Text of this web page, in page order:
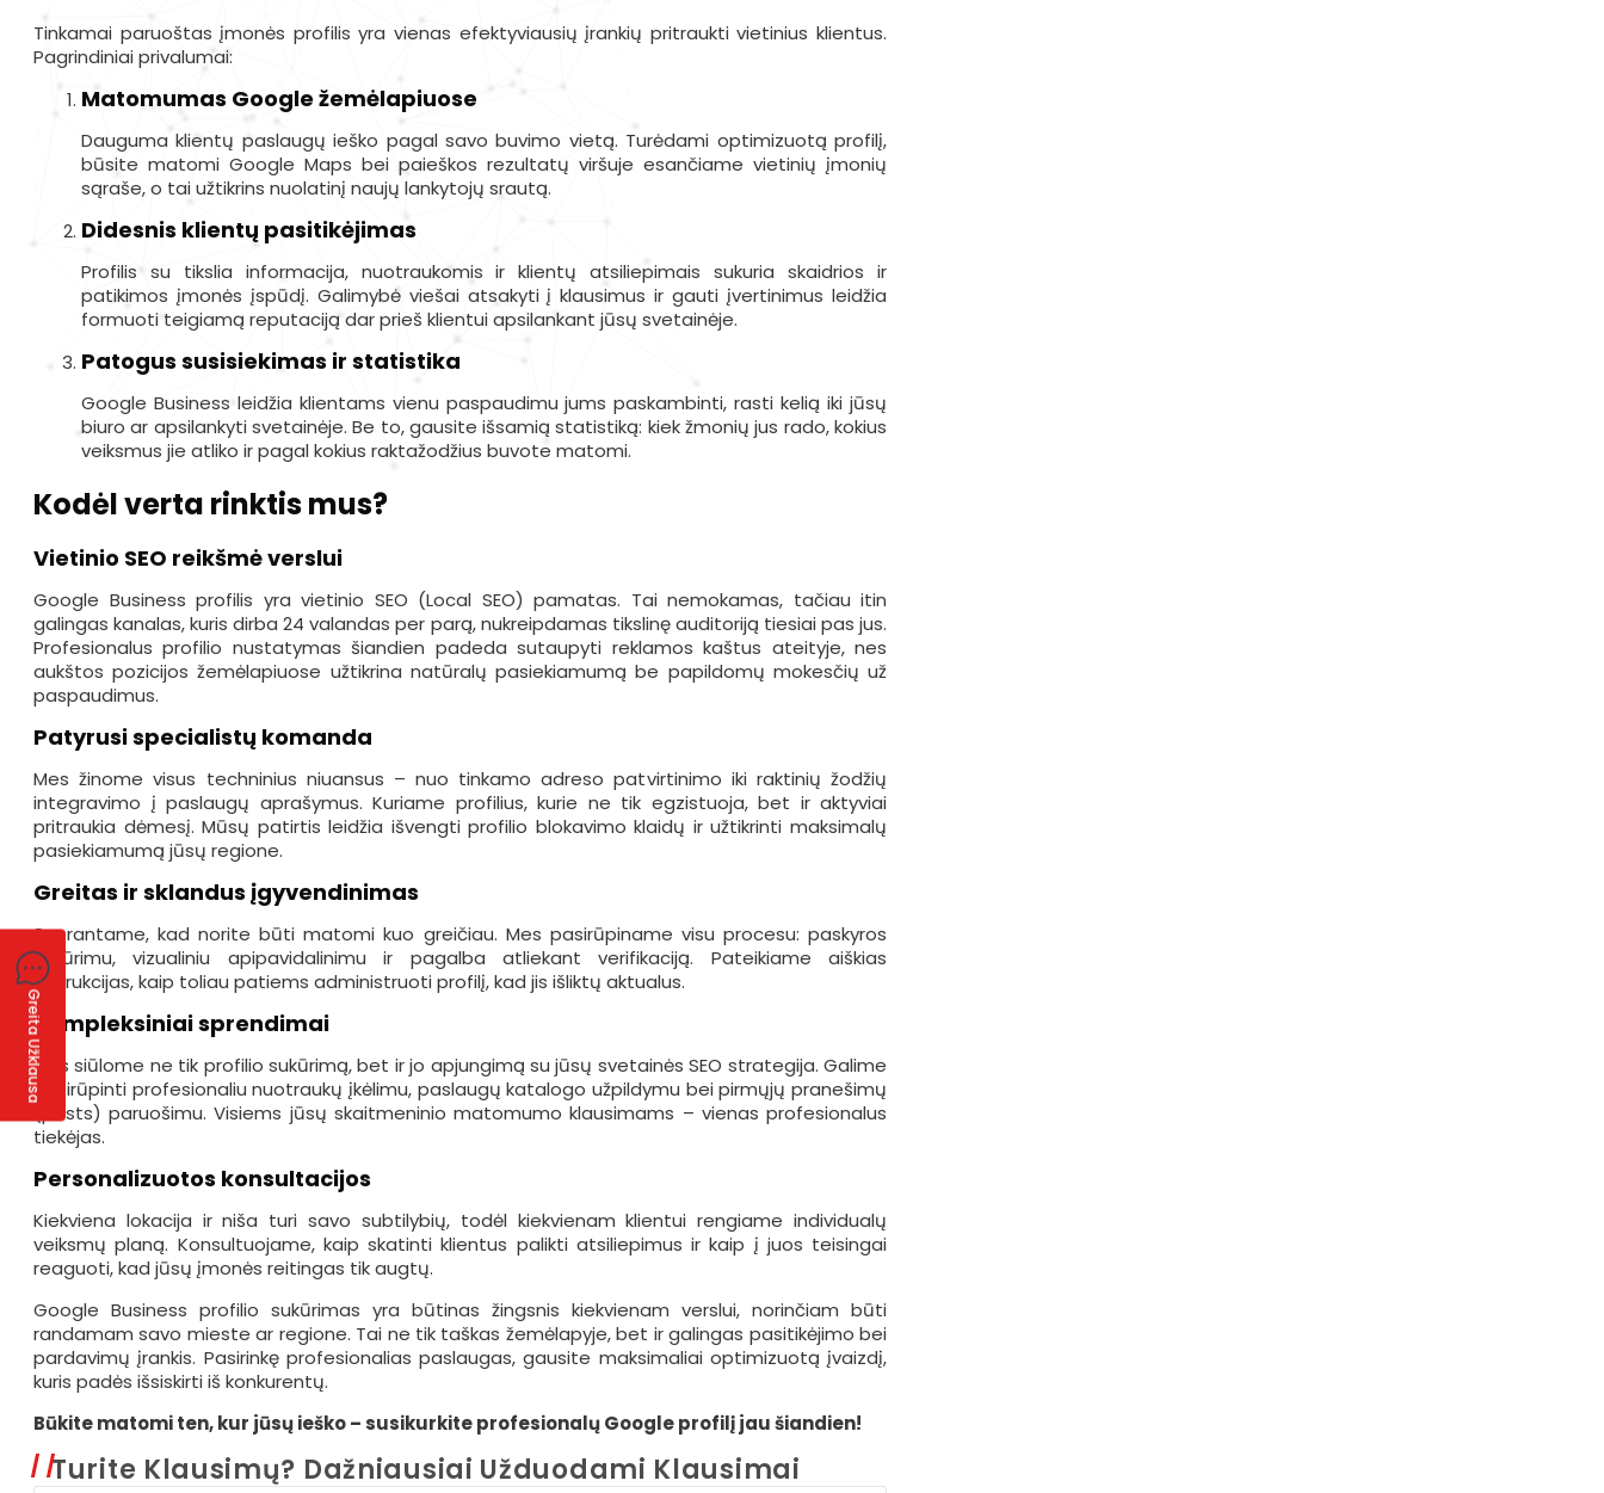
Tinkamai paruoštas įmonės profilis yra vienas efektyviausių įrankių pritraukti vietinius klientus.
Pagrindiniai privalumai:
Matomumas Google žemėlapiuose
Dauguma klientų paslaugų ieško pagal savo buvimo vietą. Turėdami optimizuotą profilį,
būsite matomi Google Maps bei paieškos rezultatų viršuje esančiame vietinių įmonių
sąraše, o tai užtikrins nuolatinį naujų lankytojų srautą.
Didesnis klientų pasitikėjimas
Profilis su tikslia informacija, nuotraukomis ir klientų atsiliepimais sukuria skaidrios ir
patikimos įmonės įspūdį. Galimybė viešai atsakyti į klausimus ir gauti įvertinimus leidžia
formuoti teigiamą reputaciją dar prieš klientui apsilankant jūsų svetainėje.
Patogus susisiekimas ir statistika
Google Business leidžia klientams vienu paspaudimu jums paskambinti, rasti kelią iki jūsų
biuro ar apsilankyti svetainėje. Be to, gausite išsamią statistiką: kiek žmonių jus rado, kokius
veiksmus jie atliko ir pagal kokius raktažodžius buvote matomi.
Kodėl verta rinktis mus?
Vietinio SEO reikšmė verslui
Google Business profilis yra vietinio SEO (Local SEO) pamatas. Tai nemokamas, tačiau itin
galingas kanalas, kuris dirba 24 valandas per parą, nukreipdamas tikslinę auditoriją tiesiai pas jus.
Profesionalus profilio nustatymas šiandien padeda sutaupyti reklamos kaštus ateityje, nes
aukštos pozicijos žemėlapiuose užtikrina natūralų pasiekiamumą be papildomų mokesčių už
paspaudimus.
Patyrusi specialistų komanda
Mes žinome visus techninius niuansus – nuo tinkamo adreso patvirtinimo iki raktinių žodžių
integravimo į paslaugų aprašymus. Kuriame profilius, kurie ne tik egzistuoja, bet ir aktyviai
pritraukia dėmesį. Mūsų patirtis leidžia išvengti profilio blokavimo klaidų ir užtikrinti maksimalų
pasiekiamumą jūsų regione.
Greitas ir sklandus įgyvendinimas
Suprantame, kad norite būti matomi kuo greičiau. Mes pasirūpiname visu procesu: paskyros
sukūrimu, vizualiniu apipavidalinimu ir pagalba atliekant verifikaciją. Pateikiame aiškias
instrukcijas, kaip toliau patiems administruoti profilį, kad jis išliktų aktualus.
Kompleksiniai sprendimai
Mes siūlome ne tik profilio sukūrimą, bet ir jo apjungimą su jūsų svetainės SEO strategija. Galime
pasirūpinti profesionaliu nuotraukų įkėlimu, paslaugų katalogo užpildymu bei pirmųjų pranešimų
(posts) paruošimu. Visiems jūsų skaitmeninio matomumo klausimams – vienas profesionalus
tiekėjas.
Personalizuotos konsultacijos
Kiekviena lokacija ir niša turi savo subtilybių, todėl kiekvienam klientui rengiame individualų
veiksmų planą. Konsultuojame, kaip skatinti klientus palikti atsiliepimus ir kaip į juos teisingai
reaguoti, kad jūsų įmonės reitingas tik augtų.
Google Business profilio sukūrimas yra būtinas žingsnis kiekvienam verslui, norinčiam būti
randamam savo mieste ar regione. Tai ne tik taškas žemėlapyje, bet ir galingas pasitikėjimo bei
pardavimų įrankis. Pasirinkę profesionalias paslaugas, gausite maksimaliai optimizuotą įvaizdį,
kuris padės išsiskirti iš konkurentų.
Būkite matomi ten, kur jūsų ieško – susikurkite profesionalų Google profilį jau šiandien!
Turite Klausimų? Dažniausiai Užduodami Klausimai
Greita Užklausa